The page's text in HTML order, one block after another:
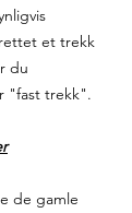
et trekk
du
"fast trekk".
de gamle